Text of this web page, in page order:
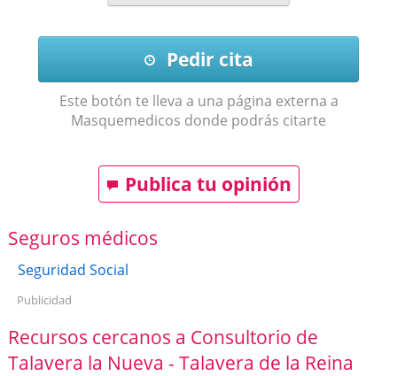
Pedir cita
Este botón te lleva a una página externa a
Masquemedicos donde podrás citarte
Publica tu opinión
Seguros médicos
Seguridad Social
Publicidad
Recursos cercanos a Consultorio de
Talavera la Nueva - Talavera de la Reina